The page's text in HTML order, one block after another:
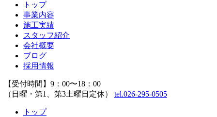
トップ
事業内容
施工実績
スタッフ紹介
会社概要
ブログ
採用情報
【受付時間】9：00〜18：00
（日曜・第1、第3土曜日定休）
tel.026-295-0505
トップ